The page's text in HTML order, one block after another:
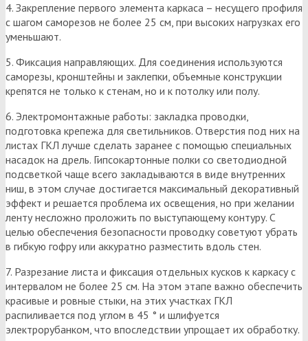
4. Закрепление первого элемента каркаса – несущего профиля
с шагом саморезов не более 25 см, при высоких нагрузках его
уменьшают.
5. Фиксация направляющих. Для соединения используются
саморезы, кронштейны и заклепки, объемные конструкции
крепятся не только к стенам, но и к потолку или полу.
6. Электромонтажные работы: закладка проводки,
подготовка крепежа для светильников. Отверстия под них на
листах ГКЛ лучше сделать заранее с помощью специальных
насадок на дрель. Гипсокартонные полки со светодиодной
подсветкой чаще всего закладываются в виде внутренних
ниш, в этом случае достигается максимальный декоративный
эффект и решается проблема их освещения, но при желании
ленту несложно проложить по выступающему контуру. С
целью обеспечения безопасности проводку советуют убрать
в гибкую гофру или аккуратно разместить вдоль стен.
7. Разрезание листа и фиксация отдельных кусков к каркасу с
интервалом не более 25 см. На этом этапе важно обеспечить
красивые и ровные стыки, на этих участках ГКЛ
распиливается под углом в 45 ° и шлифуется
электрорубанком, что впоследствии упрощает их обработку.